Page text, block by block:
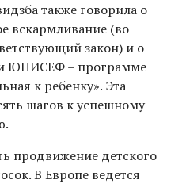
также говорила о
вскармливание (во
закон) и о
ЮНИСЕФ – программе
к ребенку». Эта
шагов к успешному
продвижение детского
В Европе ведется